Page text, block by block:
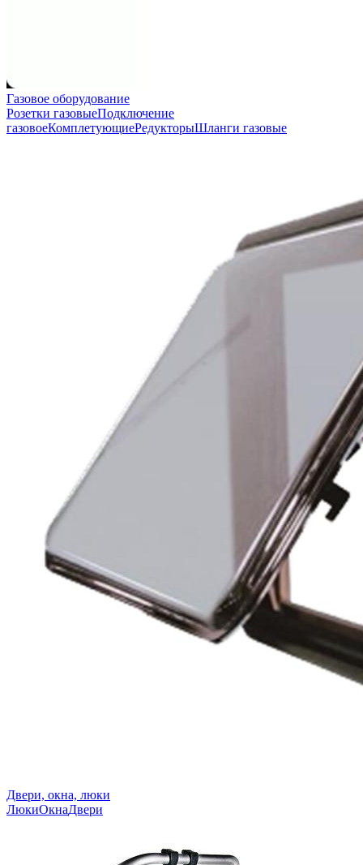
Газовое оборудование
Розетки газовыеПодключение
газовоеКомплетующиеРедукторыШланги газовые
Двери, окна, люки
ЛюкиОкнаДвери